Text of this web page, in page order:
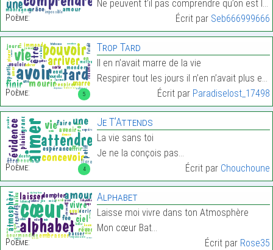
Poème:
Ne peuvent t’il pas comprendre qu’on est les maill…
Écrit par Seb666999666
5
Poème:
Trop Tard
Il en n’avait marre de la vie
Respirer tout les jours il n’en n’avait plus envi…
Écrit par Paradiselost_17498
4
Poème:
Je T’Attends
La vie sans toi
Je ne la conçois pas…
Écrit par Chouchoune
Poème:
Alphabet
Laisse moi vivre dans ton Atmosphère
Mon cœur Bat…
Écrit par Rose35